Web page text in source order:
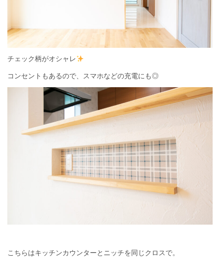
チェック柄がオシャレ
コンセントもあるので、スマホなどの充電にも◎
こちらはキッチンカウンターとニッチを同じクロスで。